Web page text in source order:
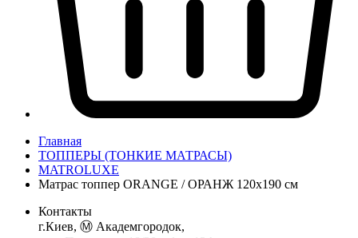
Главная
ТОППЕРЫ (ТОНКИЕ МАТРАСЫ)
MATROLUXE
Матрас топпер ORANGE / ОРАНЖ 120х190 см
Контакты
г.Киев, Ⓜ️ Академгородок,